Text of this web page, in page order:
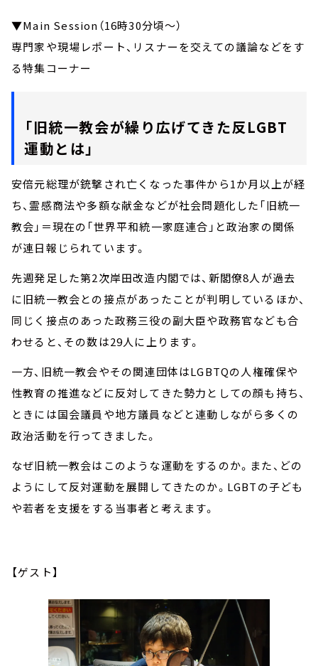
▼Main Session（16時30分頃～）
専門家や現場レポート、リスナーを交えての議論などをす
る特集コーナー
「旧統一教会が繰り広げてきた反LGBT
運動とは」
安倍元総理が銃撃され亡くなった事件から1か月以上が経
ち、霊感商法や多額な献金などが社会問題化した「旧統一
教会」＝現在の「世界平和統一家庭連合」と政治家の関係
が連日報じられています。
先週発足した第2次岸田改造内閣では、新閣僚8人が過去
に旧統一教会との接点があったことが判明しているほか、
同じく接点のあった政務三役の副大臣や政務官なども合
わせると、その数は29人に上ります。
一方、旧統一教会やその関連団体はLGBTQの人権確保や
性教育の推進などに反対してきた勢力としての顔も持ち、
ときには国会議員や地方議員などと連動しながら多くの
政治活動を行ってきました。
なぜ旧統一教会はこのような運動をするのか。また、どの
ようにして反対運動を展開してきたのか。LGBTの子ども
や若者を支援をする当事者と考えます。
【ゲスト】